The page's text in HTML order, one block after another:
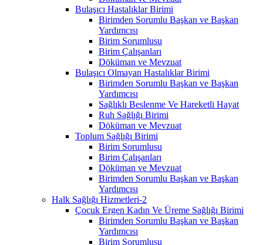
Bulaşıcı Hastalıklar Birimi
Birimden Sorumlu Başkan ve Başkan
Yardımcısı
Birim Sorumlusu
Birim Çalışanları
Döküman ve Mevzuat
Bulaşıcı Olmayan Hastalıklar Birimi
Birimden Sorumlu Başkan ve Başkan
Yardımcısı
Sağlıklı Beslenme Ve Hareketli Hayat
Ruh Sağlığı Birimi
Döküman ve Mevzuat
Toplum Sağlığı Birimi
Birim Sorumlusu
Birim Çalışanları
Döküman ve Mevzuat
Birimden Sorumlu Başkan ve Başkan
Yardımcısı
Halk Sağlığı Hizmetleri-2
Çocuk Ergen Kadın Ve Üreme Sağlığı Birimi
Birimden Sorumlu Başkan ve Başkan
Yardımcısı
Birim Sorumlusu